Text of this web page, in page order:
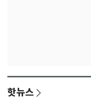
핫뉴스